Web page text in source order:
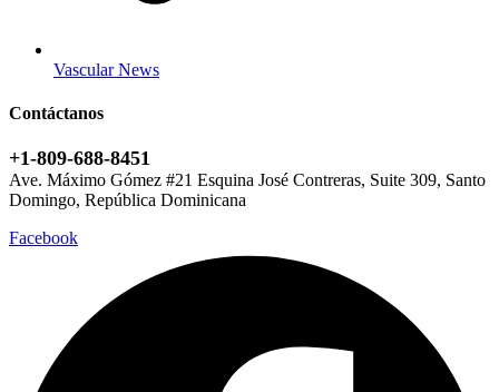
Vascular News
Contáctanos
+1-809-688-8451
Ave. Máximo Gómez #21 Esquina José Contreras, Suite 309, Santo
Domingo, República Dominicana
Facebook